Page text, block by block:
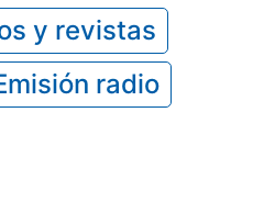
y revistas
radio